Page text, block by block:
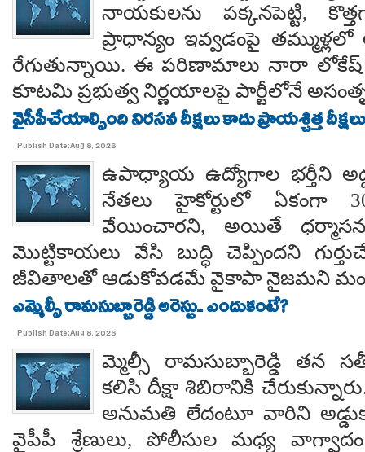
నాయకులను పక్కనపెట్టి,
ప్రాధాన్యం ఇవ్వడంపై తమ్ముళ్లలో
రేగుతున్నాయి. ఈ పరిణామాలు నారా లోకేష్
కూటమి ప్రభుత్వ నిర్ణయాలపై పార్టీలోనే
వైసీపీచేయాల్సింది నిరసన దీక్షలు కాదు ప్రాయశ్చిత్త
Publish Date:Aug 8, 2026
ఉపాధ్యాయ ఉద్యోగాల భర్తీని
నేతలు హైకోర్టులో ఏకంగా
వేయించారని, అయితే
మొట్టికాయలు వేసి బుద్ధి చెప్పిందని
జీవితాలతో ఆడుకోవడమే వైకాపా నైజమని
ఎమ్మెల్సీ రామసుబ్బారెడ్డి అరెస్టు.. ఎందుకంటే?
Publish Date:Aug 8, 2026
మ్మెల్సీ రామసుబ్బారెడ్డి తన
కలిసి దీక్షా శిబిరానికి
అనుమతి లేదంటూ వారిని
వైపీపీ శ్రేణులు, పోలీసుల మధ్య వాగ్వాదం